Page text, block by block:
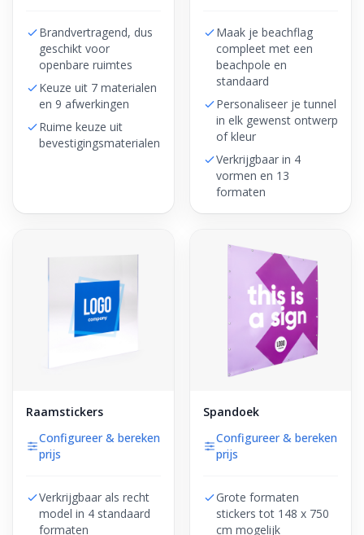
Brandvertragend, dus
geschikt voor
openbare ruimtes
Keuze uit 7 materialen
en 9 afwerkingen
Ruime keuze uit
bevestigingsmaterialen
Maak je beachflag
compleet met een
beachpole en
standaard
Personaliseer je tunnel
in elk gewenst ontwerp
of kleur
Verkrijgbaar in 4
vormen en 13
formaten
Raamstickers
Configureer & bereken
prijs
Verkrijgbaar als recht
model in 4 standaard
formaten
Spandoek
Configureer & bereken
prijs
Grote formaten
stickers tot 148 x 750
cm mogelijk